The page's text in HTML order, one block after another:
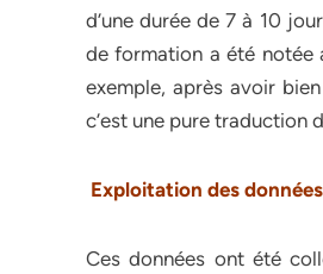
d’une durée de 7 à 10
de formation a été notée
exemple, après avoir
c’est une pure traduction
Exploitation des
Ces données ont été